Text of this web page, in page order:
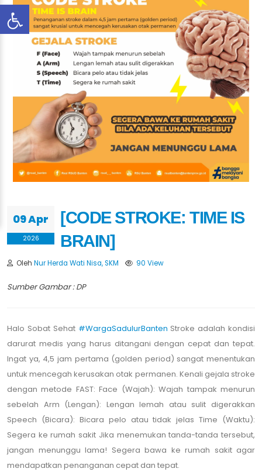
09 Apr
2026
[CODE STROKE: TIME IS
BRAIN]
Oleh Nur Herda Wati Nisa, SKM 90 View
Sumber Gambar : DP
Halo Sobat Sehat #WargaSadulurBanten Stroke adalah kondisi
darurat medis yang harus ditangani dengan cepat dan tepat.
Ingat ya, 4,5 jam pertama (golden period) sangat menentukan
untuk mencegah kerusakan otak permanen. Kenali gejala stroke
dengan metode FAST: Face (Wajah): Wajah tampak menurun
sebelah Arm (Lengan): Lengan lemah atau sulit digerakkan
Speech (Bicara): Bicara pelo atau tidak jelas Time (Waktu):
Segera ke rumah sakit Jika menemukan tanda-tanda tersebut,
jangan menunggu lama! Segera bawa ke rumah sakit agar
mendapatkan penanganan cepat dan tepat.